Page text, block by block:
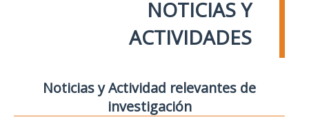
NOTICIAS Y
ACTIVIDADES
Noticias y Actividad relevantes de
investigación